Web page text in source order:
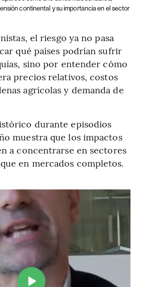
continental y su importancia en el sector
el riesgo ya no pasa
qué países podrían sufrir
sino por entender cómo
precios relativos, costos
agrícolas y demanda de
durante episodios
muestra que los impactos
a concentrarse en sectores
en mercados completos.